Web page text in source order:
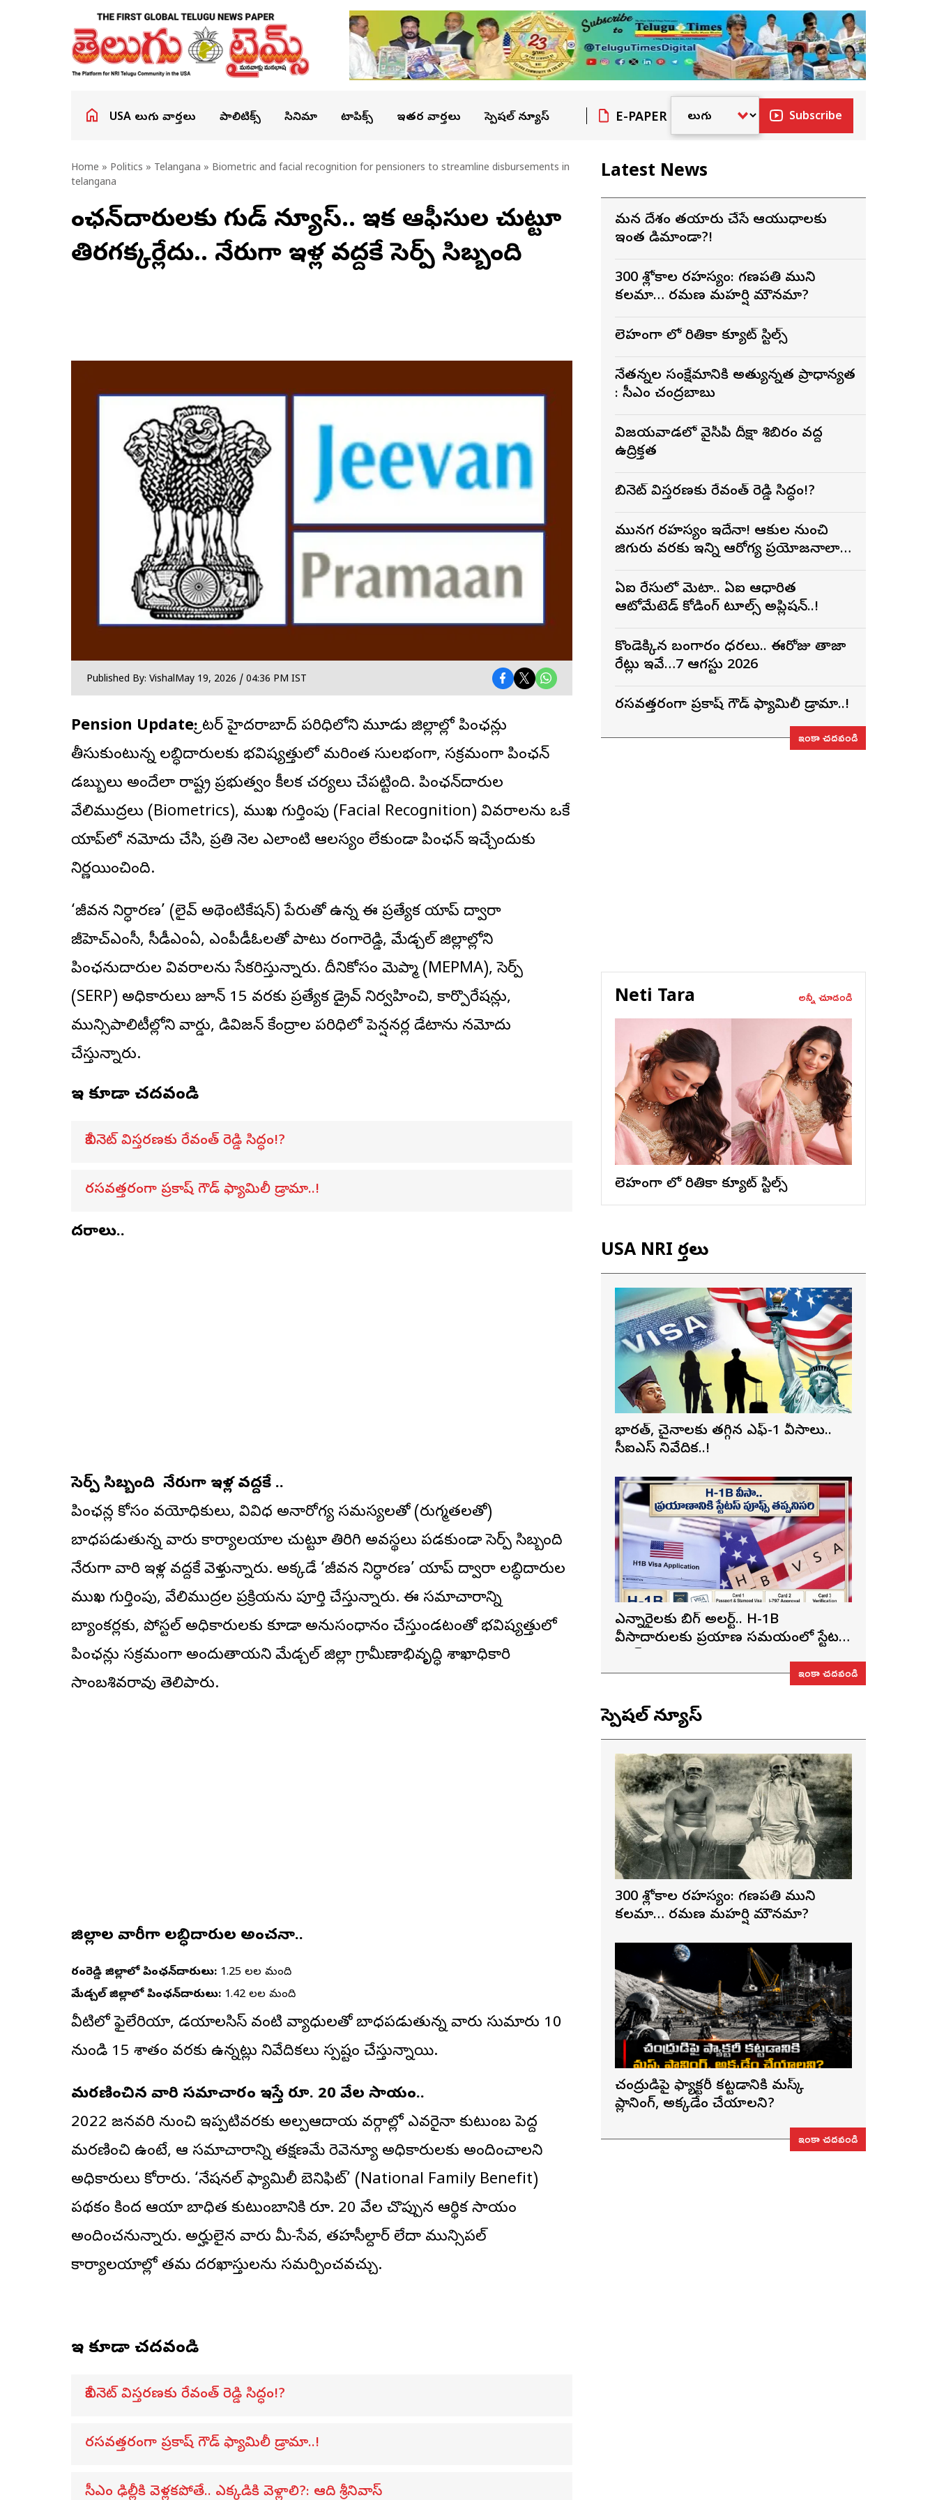
USA తెలుగు వార్తలు పాలిటిక్స్ సినిమా టాపిక్స్ ఇతర వార్తలు స్పెషల్ న్యూస్ E-PAPER Subscribe
Home » Politics » Telangana » Biometric and facial recognition for pensioners to streamline disbursements in
telangana
పింఛన్‌దారులకు గుడ్ న్యూస్.. ఇక ఆఫీసుల చుట్టూ
తిరగక్కర్లేదు.. నేరుగా ఇళ్ల వద్దకే సెర్ప్ సిబ్బంది
Published By: VishalMay 19, 2026 / 04:36 PM IST
Pension Update: గ్రేటర్ హైదరాబాద్ పరిధిలోని మూడు జిల్లాల్లో పింఛన్లు
తీసుకుంటున్న లబ్ధిదారులకు భవిష్యత్తులో మరింత సులభంగా, సక్రమంగా పింఛన్
డబ్బులు అందేలా రాష్ట్ర ప్రభుత్వం కీలక చర్యలు చేపట్టింది. పింఛన్‌దారుల
వేలిముద్రలు (Biometrics), ముఖ గుర్తింపు (Facial Recognition) వివరాలను ఒకే
యాప్‌లో నమోదు చేసి, ప్రతి నెల ఎలాంటి ఆలస్యం లేకుండా పింఛన్ ఇచ్చేందుకు
నిర్ణయించింది.
‘జీవన నిర్ధారణ’ (లైవ్ అథెంటికేషన్) పేరుతో ఉన్న ఈ ప్రత్యేక యాప్ ద్వారా
జీహెచ్ఎంసీ, సీడీఎంఏ, ఎంపీడీఓలతో పాటు రంగారెడ్డి, మేడ్చల్ జిల్లాల్లోని
పింఛనుదారుల వివరాలను సేకరిస్తున్నారు. దీనికోసం మెప్మా (MEPMA), సెర్ప్
(SERP) అధికారులు జూన్ 15 వరకు ప్రత్యేక డ్రైవ్ నిర్వహించి, కార్పొరేషన్లు,
మున్సిపాలిటీల్లోని వార్డు, డివిజన్ కేంద్రాల పరిధిలో పెన్షనర్ల డేటాను నమోదు
చేస్తున్నారు.
ఇవి కూడా చదవండి
కేబినెట్ విస్తరణకు రేవంత్ రెడ్డి సిద్ధం!?
రసవత్తరంగా ప్రకాష్ గౌడ్ ఫ్యామిలీ డ్రామా..!
విదరాలు..
సెర్ప్ సిబ్బంది నేరుగా ఇళ్ల వద్దకే ..
పింఛన్ల కోసం వయోధికులు, వివిధ అనారోగ్య సమస్యలతో (రుగ్మతలతో)
బాధపడుతున్న వారు కార్యాలయాల చుట్టూ తిరిగి అవస్థలు పడకుండా సెర్ప్ సిబ్బంది
నేరుగా వారి ఇళ్ల వద్దకే వెళ్తున్నారు. అక్కడే ‘జీవన నిర్ధారణ’ యాప్ ద్వారా లబ్ధిదారుల
ముఖ గుర్తింపు, వేలిముద్రల ప్రక్రియను పూర్తి చేస్తున్నారు. ఈ సమాచారాన్ని
బ్యాంకర్లకు, పోస్టల్ అధికారులకు కూడా అనుసంధానం చేస్తుండటంతో భవిష్యత్తులో
పింఛన్లు సక్రమంగా అందుతాయని మేడ్చల్ జిల్లా గ్రామీణాభివృద్ధి శాఖాధికారి
సాంబశివరావు తెలిపారు.
జిల్లాల వారీగా లబ్ధిదారుల అంచనా..
రంగారెడ్డి జిల్లాలో పింఛన్‌దారులు: 1.25 లక్షల మంది
మేడ్చల్ జిల్లాలో పింఛన్‌దారులు: 1.42 లక్షల మంది
వీటిలో ఫైలేరియా, డయాలసిస్ వంటి వ్యాధులతో బాధపడుతున్న వారు సుమారు 10
నుండి 15 శాతం వరకు ఉన్నట్లు నివేదికలు స్పష్టం చేస్తున్నాయి.
మరణించిన వారి సమాచారం ఇస్తే రూ. 20 వేల సాయం..
2022 జనవరి నుంచి ఇప్పటివరకు అల్పఆదాయ వర్గాల్లో ఎవరైనా కుటుంబ పెద్ద
మరణించి ఉంటే, ఆ సమాచారాన్ని తక్షణమే రెవెన్యూ అధికారులకు అందించాలని
అధికారులు కోరారు. ‘నేషనల్ ఫ్యామిలీ బెనిఫిట్’ (National Family Benefit)
పథకం కింద ఆయా బాధిత కుటుంబానికి రూ. 20 వేల చొప్పున ఆర్థిక సాయం
అందించనున్నారు. అర్హులైన వారు మీ-సేవ, తహసీల్దార్ లేదా మున్సిపల్
కార్యాలయాల్లో తమ దరఖాస్తులను సమర్పించవచ్చు.
ఇవి కూడా చదవండి
కేబినెట్ విస్తరణకు రేవంత్ రెడ్డి సిద్ధం!?
రసవత్తరంగా ప్రకాష్ గౌడ్ ఫ్యామిలీ డ్రామా..!
సీఎం ఢిల్లీకి వెళ్లకపోతే.. ఎక్కడికి వెళ్లాలి?: ఆది శ్రీనివాస్
Latest News
మన దేశం తయారు చేసే ఆయుధాలకు
ఇంత డిమాండా?!
300 శ్లోకాల రహస్యం: గణపతి ముని
కలమా… రమణ మహర్షి మౌనమా?
లెహంగా లో రితికా క్యూట్ స్టిల్స్
నేతన్నల సంక్షేమానికి అత్యున్నత ప్రాధాన్యత
: సీఎం చంద్రబాబు
విజయవాడలో వైసీపీ దీక్షా శిబిరం వద్ద
ఉద్రిక్తత
కేబినెట్ విస్తరణకు రేవంత్ రెడ్డి సిద్ధం!?
మునగ రహస్యం ఇదేనా! ఆకుల నుంచి
జిగురు వరకు ఇన్ని ఆరోగ్య ప్రయోజనాలా…
ఏఐ రేసులో మెటా.. ఏఐ ఆధారిత
ఆటోమేటెడ్ కోడింగ్ టూల్స్ అప్లికేషన్..!
కొండెక్కిన బంగారం ధరలు.. ఈరోజు తాజా
రేట్లు ఇవే…7 ఆగస్టు 2026
రసవత్తరంగా ప్రకాష్ గౌడ్ ఫ్యామిలీ డ్రామా..!
ఇంకా చదవండి
Neti Tara అన్నీ చూడండి
లెహంగా లో రితికా క్యూట్ స్టిల్స్
USA NRI వార్తలు
భారత్, చైనాలకు తగ్గిన ఎఫ్-1 వీసాలు..
సీఐఎస్ నివేదిక..!
ఎన్నారైలకు బిగ్ అలర్ట్.. H-1B
వీసాదారులకు ప్రయాణ సమయంలో స్టేటస్
ఇంకా చదవండి
స్పెషల్ న్యూస్
300 శ్లోకాల రహస్యం: గణపతి ముని
కలమా… రమణ మహర్షి మౌనమా?
చంద్రుడిపై ఫ్యాక్టరీ కట్టడానికి మస్క్
ప్లానింగ్, అక్కడేం చేయాలని?
ఇంకా చదవండి